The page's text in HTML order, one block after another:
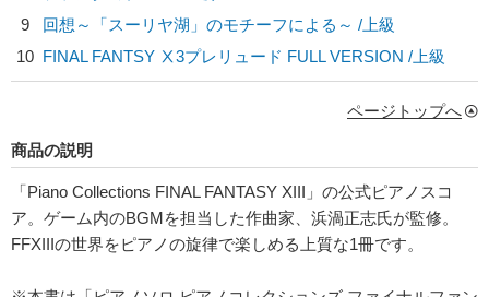
9
回想～「スーリヤ湖」のモチーフによる～ /上級
10 FINAL FANTSY Ⅹ3プレリュード FULL VERSION /上級
ページトップへ
商品の説明
「Piano Collections FINAL FANTASY XIII」の公式ピアノスコ
ア。ゲーム内のBGMを担当した作曲家、浜渦正志氏が監修。
FFXIIIの世界をピアノの旋律で楽しめる上質な1冊です。